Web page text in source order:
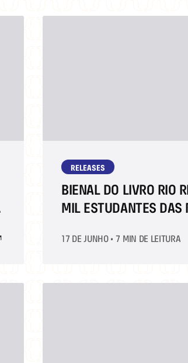
RELEASES
BIENAL DO LIVRO RIO
MIL ESTUDANTES DAS
17 DE JUNHO •7 MIN DE LEITURA